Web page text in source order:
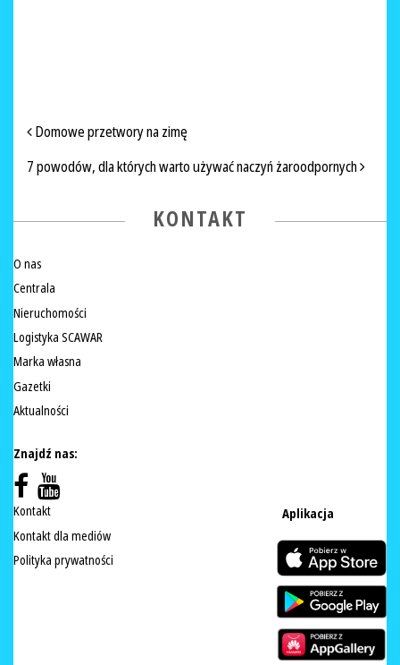
NAWIGACJA PO ARTYKUŁACH
Domowe przetwory na zimę
7 powodów, dla których warto używać naczyń żaroodpornych
KONTAKT
O nas
Centrala
Nieruchomości
Logistyka SCAWAR
Marka własna
Gazetki
Aktualności
Znajdź nas:
Kontakt
Kontakt dla mediów
Polityka prywatności
Aplikacja